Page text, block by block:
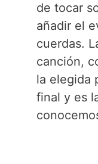
de tocar
añadir el
cuerdas.
canción,
la elegida
final y es